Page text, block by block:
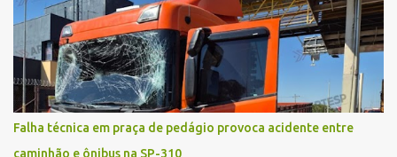
ampliando significativamente a responsabilidade da gestão sobre
o Sistema Único de Saúde (SUS). Nos últimos anos, o Governo
Federal tem ampliado investimentos destinados ao fortalecimento
da atenção básica, da infraestrutura hospitalar e da
regionalização dos serviços de saúde. Entretanto, em um cenário
de demandas crescentes e recursos necessariamente limitados, a
principal missão da gestão pública não é apenas investir mais,
Falha técnica em praça de pedágio provoca acidente entre
caminhão e ônibus na SP-310